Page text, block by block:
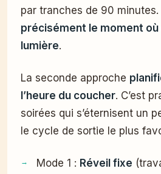
par tranches de 90 minutes.
précisément le moment
lumière.
La seconde approche
l’heure du coucher. C’est
soirées qui s’éternisent un
le cycle de sortie le plus
Mode 1 : Réveil fixe